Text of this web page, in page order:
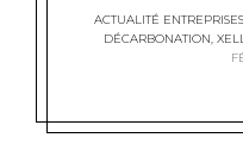
ACTUALITÉ ENTREPRISES
DÉCARBONATION,